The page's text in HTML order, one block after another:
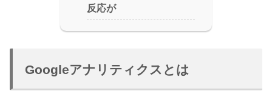
反応が
Googleアナリティクスとは